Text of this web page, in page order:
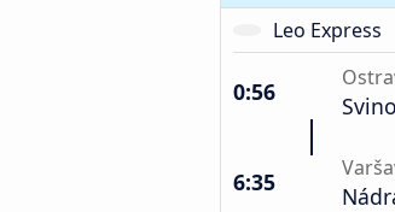
Leo Express
0:56
6:35